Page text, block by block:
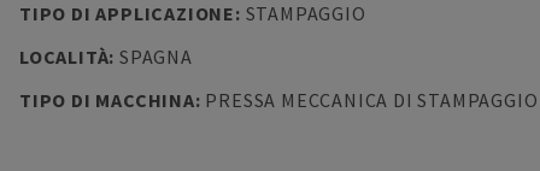
TIPO DI APPLICAZIONE: STAMPAGGIO
LOCALITÀ: SPAGNA
TIPO DI MACCHINA: PRESSA MECCANICA DI STAMPAGGIO